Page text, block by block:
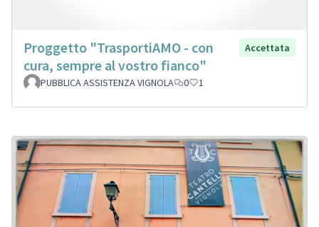
Proggetto "TrasportiAMO - con
cura, sempre al vostro fianco"
Accettata
PUBBLICA ASSISTENZA VIGNOLA 0 1